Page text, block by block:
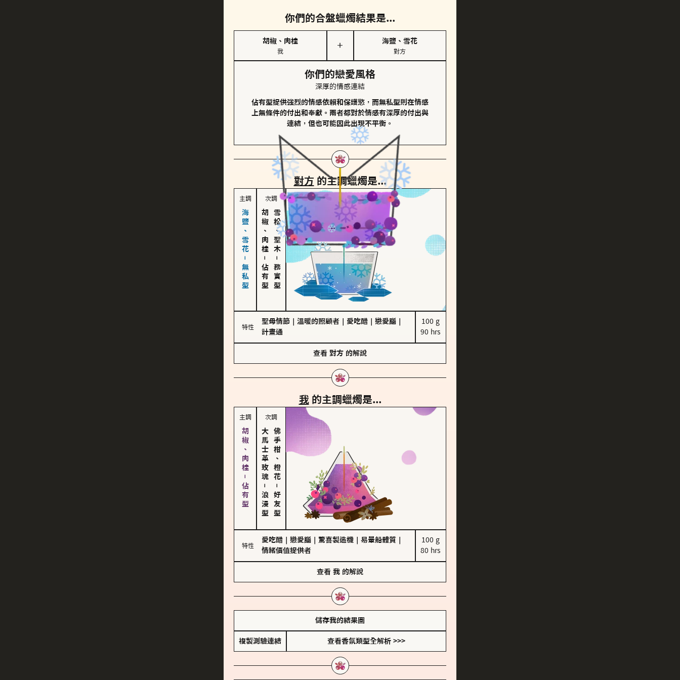
你們的合盤蠟燭結果是...
胡椒、肉桂
我
＋
海鹽、雪花
對方
你們的戀愛風格
深厚的情感連結
佔有型提供強烈的情感依賴和保護慾，而無私型則在情感
上無條件的付出和奉獻。兩者都對於情感有深厚的付出與
連結，但也可能因此出現不平衡。
對方 的主調蠟燭是...
主調
海鹽、雪花－無私型
次調
胡椒、肉桂
－
佔有型
雪松、聖木
－
務實型
特性
聖母情節 溫暖的照顧者 愛吃醋 戀愛腦
計畫通
100 g
90 hrs
查看 對方 的解說
我 的主調蠟燭是...
主調
胡椒、肉桂－佔有型
次調
大馬士革玫瑰
－
浪漫型
佛手柑、橙花
－
好友型
特性
愛吃醋 戀愛腦 驚喜製造機 易暈船體質
情緒價值提供者
100 g
80 hrs
查看 我 的解說
儲存我的結果圖
複製測驗連結 查看香氛類型全解析 >>>